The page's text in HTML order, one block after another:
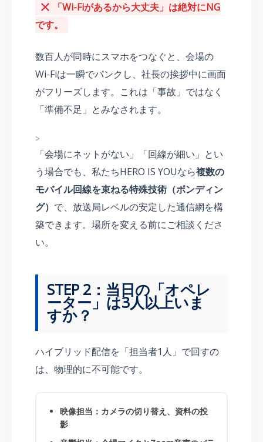
「Wi-Fiがあるから大丈夫」は絶対にNG
です。
数百人が同時にスマホをつなぐと、会場の
Wi-Fiは一瞬でパンクし、社長の挨拶中に画面
がフリーズします。これは「事故」ではなく
「準備不足」とみなされます。
>
「会場にネットがない」「回線が細い」とい
う場合でも、私たちHERO IS YOUなら複数の
モバイル回線を束ねる特殊技術（ボンディン
グ） で、放送局レベルの安定した通信網を構
築できます。場所を変える前にご相談くださ
い。
STEP 2：当日の「オペレ
ーター」は3人以上いま
すか？
ハイブリッド配信を「担当者1人」で回すの
は、物理的に不可能です。
映像担当：カメラの切り替え、資料の投
影